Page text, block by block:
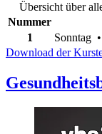
Übersicht über
Nummer
1
Sonntag
Download der